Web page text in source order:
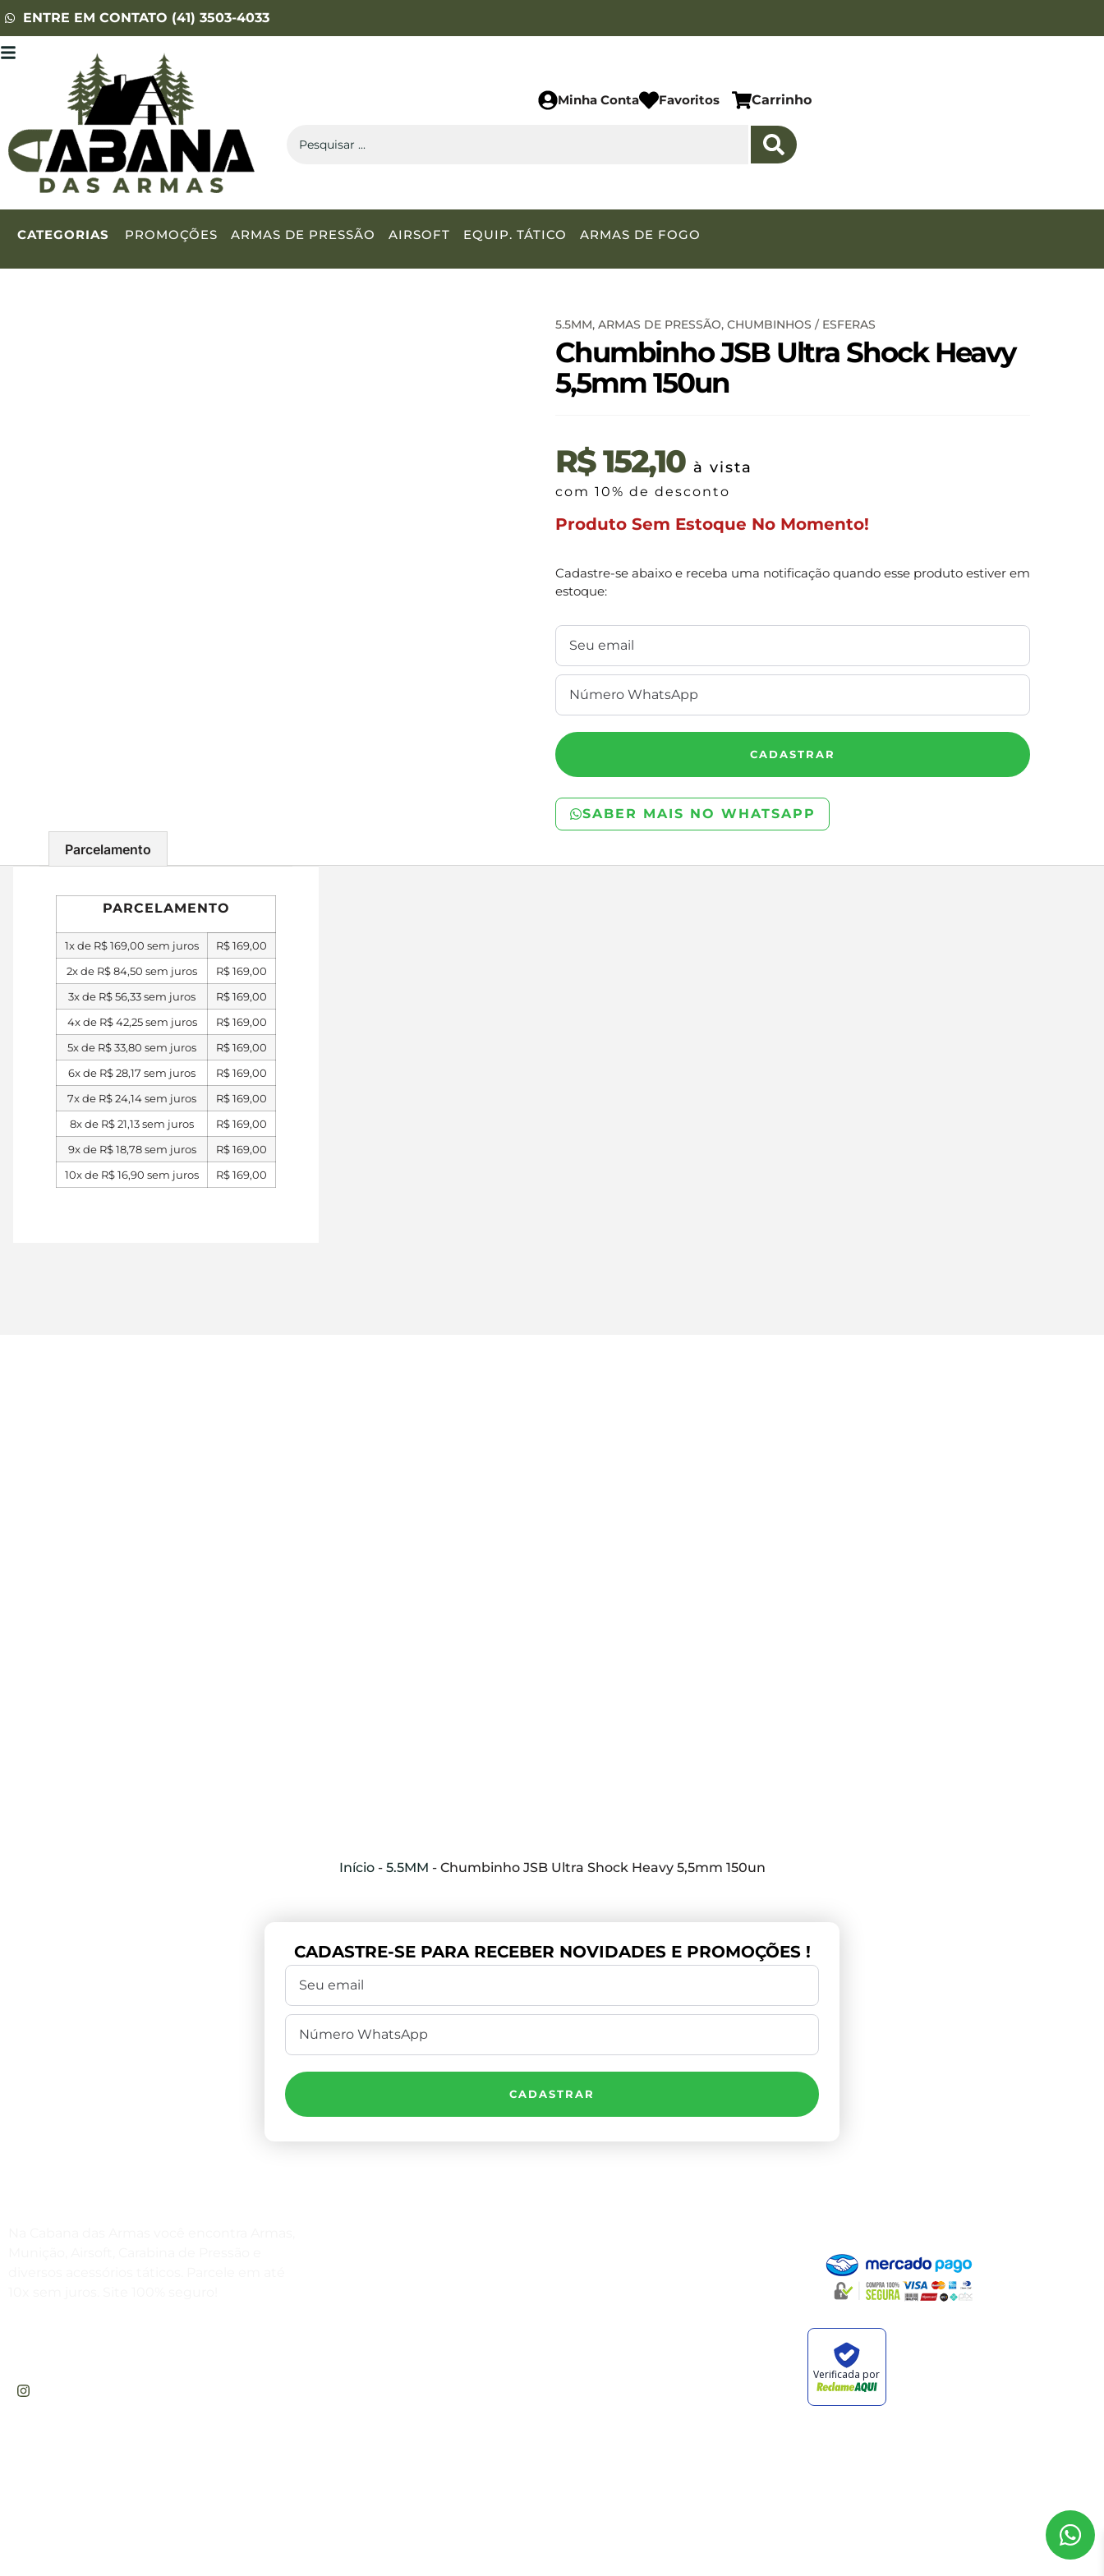
ENTRE EM CONTATO (41) 3503-4033
Minha Conta Favoritos Carrinho
CATEGORIAS PROMOÇÕES ARMAS DE PRESSÃO AIRSOFT EQUIP. TÁTICO ARMAS DE FOGO
5.5MM, ARMAS DE PRESSÃO, CHUMBINHOS / ESFERAS
Chumbinho JSB Ultra Shock Heavy
5,5mm 150un
R$152,10 à vista
com 10% de desconto
Produto Sem Estoque No Momento!
Cadastre-se abaixo e receba uma notificação quando esse produto estiver em
estoque:
CADASTRAR
SABER MAIS NO WHATSAPP
Parcelamento
PARCELAMENTO
1x de R$169,00 sem juros R$169,00
2x de R$84,50 sem juros R$169,00
3x de R$56,33sem juros R$169,00
4x de R$42,25sem juros R$169,00
5x de R$33,80 sem juros R$169,00
6x de R$28,17 sem juros R$169,00
7x de R$24,14sem juros R$169,00
8x de R$21,13sem juros R$169,00
9x de R$18,78sem juros R$169,00
10x de R$16,90 sem juros R$169,00
Início- 5.5MM - Chumbinho JSB Ultra Shock Heavy 5,5mm 150un
CADASTRE-SE PARA RECEBER NOVIDADES E PROMOÇÕES !
CADASTRAR
Verificada por